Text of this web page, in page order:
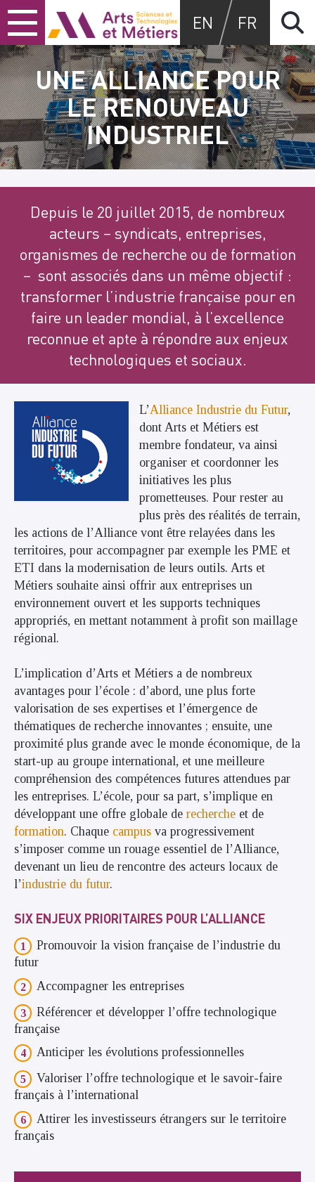
Skip
to
content
Skip
to
main
menu
Skip
to
search
Arts et métiers
EN FR
UNE ALLIANCE POUR
LE RENOUVEAU
INDUSTRIEL
Depuis le 20 juillet 2015, de nombreux
acteurs – syndicats, entreprises,
organismes de recherche ou de formation
– sont associés dans un même objectif :
transformer l’industrie française pour en
faire un leader mondial, à l’excellence
reconnue et apte à répondre aux enjeux
technologiques et sociaux.
L’Alliance Industrie du Futur,
dont Arts et Métiers est
membre fondateur, va ainsi
organiser et coordonner les
initiatives les plus
prometteuses. Pour rester au
plus près des réalités de terrain,
les actions de l’Alliance vont être relayées dans les
territoires, pour accompagner par exemple les PME et
ETI dans la modernisation de leurs outils. Arts et
Métiers souhaite ainsi offrir aux entreprises un
environnement ouvert et les supports techniques
appropriés, en mettant notamment à profit son maillage
régional.
L’implication d’Arts et Métiers a de nombreux
avantages pour l’école : d’abord, une plus forte
valorisation de ses expertises et l’émergence de
thématiques de recherche innovantes ; ensuite, une
proximité plus grande avec le monde économique, de la
start-up au groupe international, et une meilleure
compréhension des compétences futures attendues par
les entreprises. L’école, pour sa part, s’implique en
développant une offre globale de recherche et de
formation. Chaque campus va progressivement
s’imposer comme un rouage essentiel de l’Alliance,
devenant un lieu de rencontre des acteurs locaux de
l’industrie du futur.
SIX ENJEUX PRIORITAIRES POUR L’ALLIANCE
Promouvoir la vision française de l’industrie du
futur
Accompagner les entreprises
Référencer et développer l’offre technologique
française
Anticiper les évolutions professionnelles
Valoriser l’offre technologique et le savoir-faire
français à l’international
Attirer les investisseurs étrangers sur le territoire
français